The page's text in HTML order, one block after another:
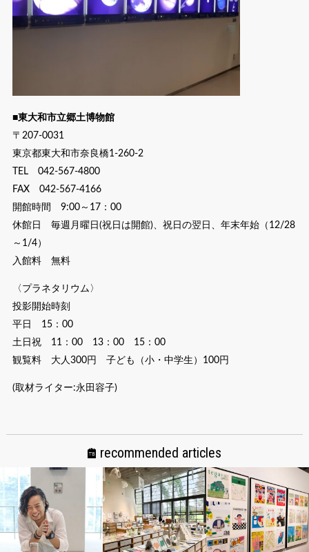
■東大和市立郷土博物館
〒207-0031
東京都東大和市奈良橋1-260-2
TEL 042-567-4800
FAX 042-567-4166
開館時間 9:00～17：00
休館日 毎週月曜日(祝日は開館)、祝日の翌日、年末年始（12/28
～1/4）
入館料 無料
〈プラネタリウム〉
投影開始時刻
平日 15：00
土日祝 11：00 13：00 15：00
観覧料 大人300円 子ども（小・中学生）100円
(取材ライター:永田容子)
recommended articles